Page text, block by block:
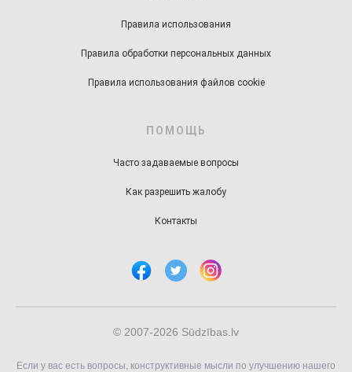
Правила использования
Правила обработки персональных данных
Правила использования файлов cookie
ПОМОЩЬ
Часто задаваемые вопросы
Как разрешить жалобу
Контакты
© 2007-2026 Sūdzības.lv
Если у вас есть вопросы, конструктивные мысли по улучшению нашего